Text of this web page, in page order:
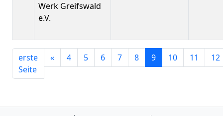
Werk Greifswald
e.V.
erste
Seite
« 4 5 6 7 8 9 10 11 12